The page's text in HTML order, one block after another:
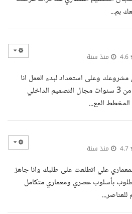
بم...
منذ سنة
مشروعك وعلى استعداد لبدء العمل انا
مهندس معماري خبره في أكثر من 3 سنوات مجال التصميم الداخلي
منذ سنة
علي اتطلعت على طلبك وانا جاهز
بأسلوب عصري ومعماري متكامل